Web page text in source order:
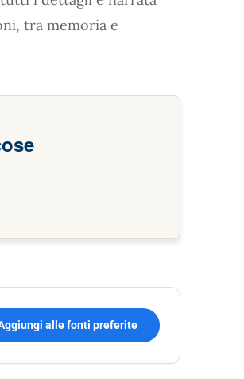
tra memoria e
alle fonti preferite